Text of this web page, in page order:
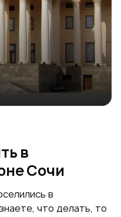
в
Сочи
в
что делать, то